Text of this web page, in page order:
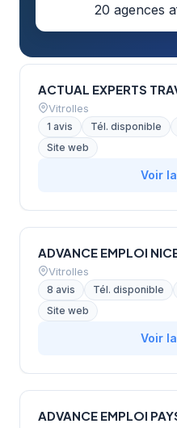
20 agences
Vitrolles
1 avis Tél. disponible
Site web
Voir
ADVANCE EMPLOI
Vitrolles
8 avis Tél. disponible
Site web
Voir
ADVANCE EMPLOI